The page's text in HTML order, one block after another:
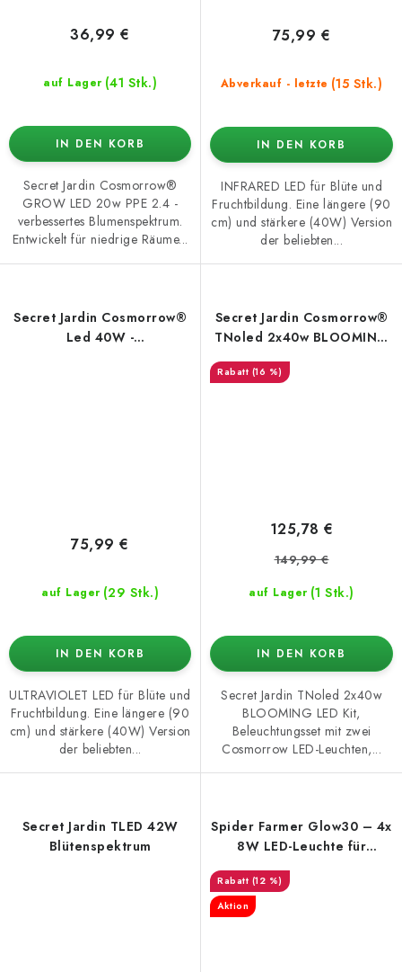
auf Lager (41 Stk.)
36,99 €
IN DEN KORB
Secret Jardin Cosmorrow®
GROW LED 20w PPE 2.4 -
verbessertes Blumenspektrum.
Entwickelt für niedrige Räume...
Abverkauf - letzte (15 Stk.)
75,99 €
IN DEN KORB
INFRARED LED für Blüte und
Fruchtbildung. Eine längere (90
cm) und stärkere (40W) Version
der beliebten...
Secret Jardin Cosmorrow®
Led 40W -
auf Lager (29 Stk.)
75,99 €
IN DEN KORB
ULTRAVIOLET LED für Blüte und
Fruchtbildung. Eine längere (90
cm) und stärkere (40W) Version
der beliebten...
Secret Jardin Cosmorrow®
TNoled 2x40w BLOOMING
(16 %)
auf Lager (1 Stk.)
125,78 €
149,99 €
IN DEN KORB
Secret Jardin TNoled 2x40w
BLOOMING LED Kit,
Beleuchtungsset mit zwei
Cosmorrow LED-Leuchten,...
Secret Jardin TLED 42W
Blütenspektrum
Spider Farmer Glow30 – 4x
8W LED-Leuchte für
Pflanzenwachstum
(12 %)
Aktion